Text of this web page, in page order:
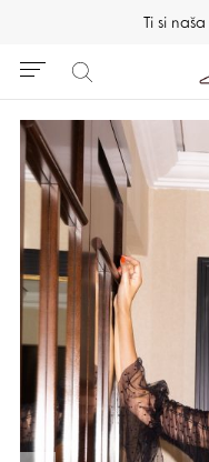
Ti si naša